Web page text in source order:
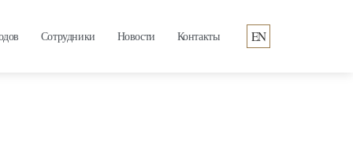
Сотрудники Новости Контакты EN